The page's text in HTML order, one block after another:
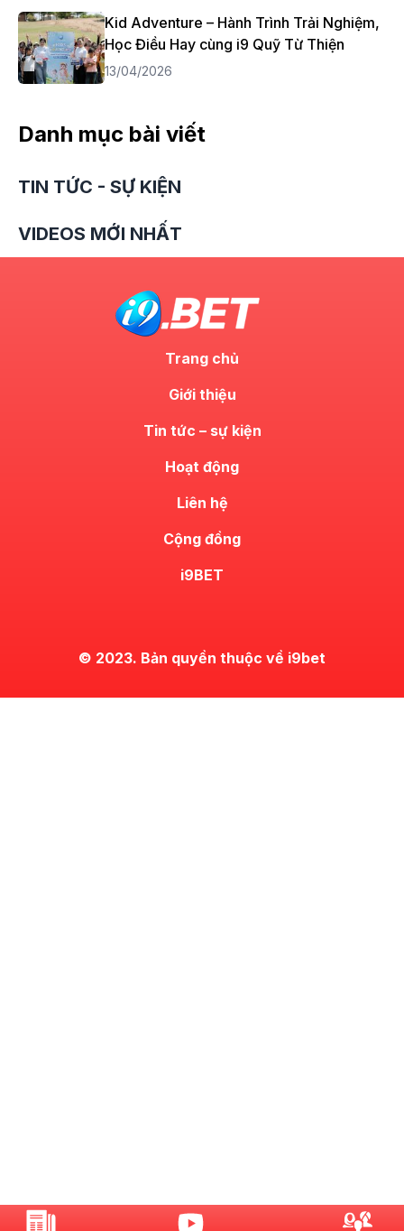
Kid Adventure – Hành Trình Trải Nghiệm,
Học Điều Hay cùng i9 Quỹ Từ Thiện
13/04/2026
Danh mục bài viết
TIN TỨC - SỰ KIỆN
VIDEOS MỚI NHẤT
Trang chủ
Giới thiệu
Tin tức – sự kiện
Hoạt động
Liên hệ
Cộng đồng
i9BET
© 2023. Bản quyền thuộc về i9bet